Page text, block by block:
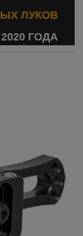
ЛУКОВ
2020 ГОДА